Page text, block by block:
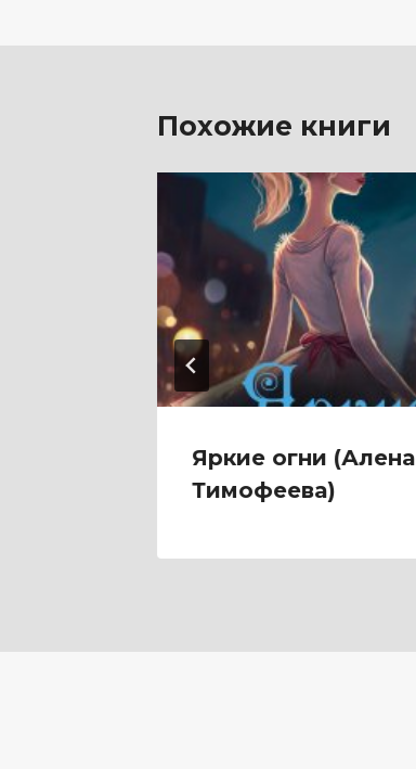
Похожие книги
Яркие огни (Алена
Тимофеева)